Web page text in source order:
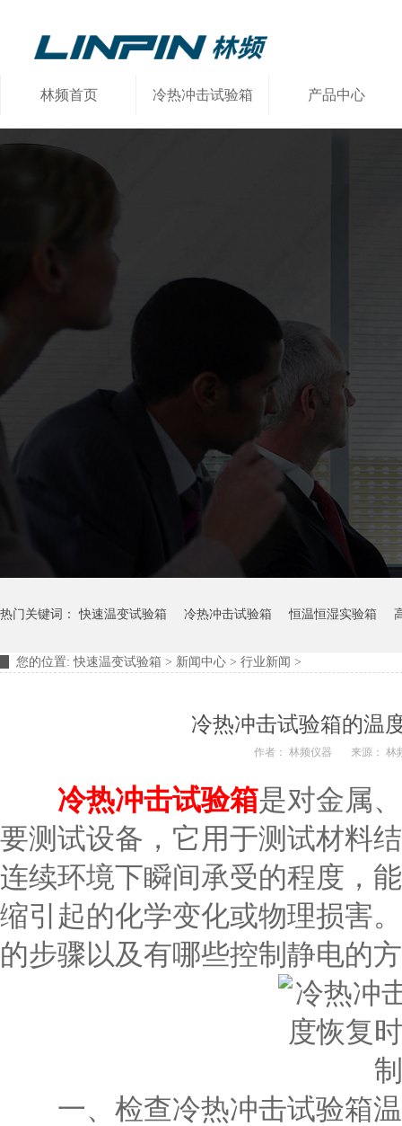
林频首页 冷热冲击试验箱 产品中心
热门关键词：快速温变试验箱 冷热冲击试验箱 恒温恒湿实验箱
您的位置:快速温变试验箱 > 新闻中心 > 行业新闻 >
冷热冲击试验箱的温
作者： 林频仪器 来源： 林
冷热冲击试验箱是对金属
要测试设备，它用于测试材料
连续环境下瞬间承受的程度，
缩引起的化学变化或物理损害
的步骤以及有哪些控制静电的
一、检查冷热冲击试验箱温